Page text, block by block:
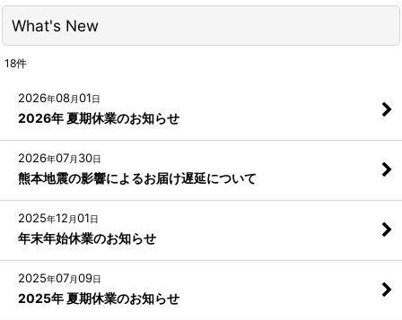
What's New
18件
2026年08月01日
2026年 夏期休業のお知らせ
2026年07月 30日
熊本地震の影響によるお届け遅延について
2025年12 月01日
年末年始休業のお知らせ
2025年07月09日
2025年 夏期休業のお知らせ